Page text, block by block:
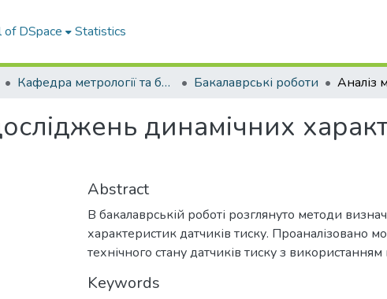
of DSpace Statistics
Кафедра метрології та безпеки життєдіяльності Бакалаврські роботи
динамічних
Abstract
В бакалаврській роботі розглянуто методи
характеристик датчиків тиску. Проаналізовано
технічного стану датчиків тиску з
Keywords